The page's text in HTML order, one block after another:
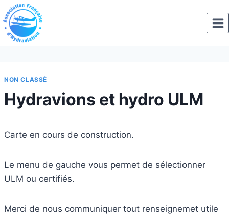
Aller
au
contenu
NON CLASSÉ
Hydravions et hydro ULM
Carte en cours de construction.
Le menu de gauche vous permet de sélectionner
ULM ou certifiés.
Merci de nous communiquer tout renseignemet utile